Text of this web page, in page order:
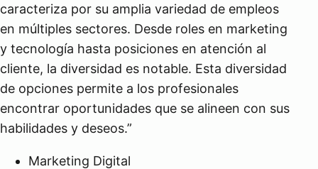
caracteriza por su amplia variedad de empleos
en múltiples sectores. Desde roles en marketing
y tecnología hasta posiciones en atención al
cliente, la diversidad es notable. Esta diversidad
de opciones permite a los profesionales
encontrar oportunidades que se alineen con sus
habilidades y deseos.”
Marketing Digital